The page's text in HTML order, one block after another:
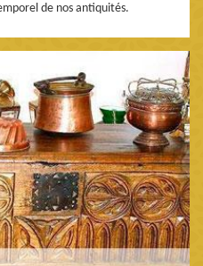
de nos antiquités.